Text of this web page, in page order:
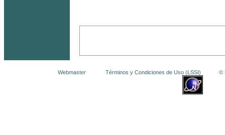
Webmaster Términos y Condiciones de Uso (LSSI) © La